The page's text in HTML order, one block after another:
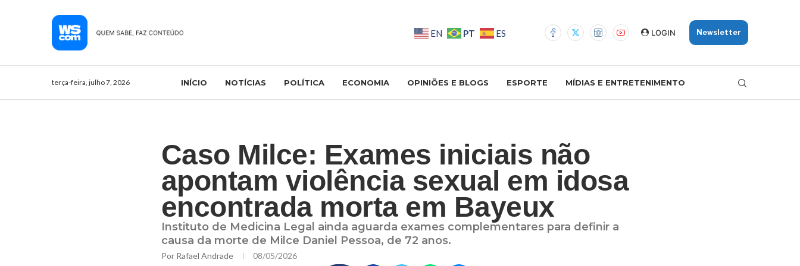
EN PT ES LOGIN Newsletter
terça-feira, julho 7, 2026 INÍCIO NOTÍCIAS POLÍTICA ECONOMIA OPINIÕES E BLOGS ESPORTE MÍDIAS E ENTRETENIMENTO
Caso Milce: Exames iniciais não
apontam violência sexual em idosa
encontrada morta em Bayeux
Instituto de Medicina Legal ainda aguarda exames complementares para definir a
causa da morte de Milce Daniel Pessoa, de 72 anos.
Por Rafael Andrade 08/05/2026